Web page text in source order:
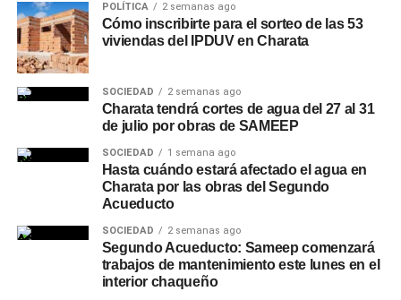
POLÍTICA 2 semanas ago
Cómo inscribirte para el sorteo de las 53
viviendas del IPDUV en Charata
SOCIEDAD 2 semanas ago
Charata tendrá cortes de agua del 27 al 31
de julio por obras de SAMEEP
SOCIEDAD 1 semana ago
Hasta cuándo estará afectado el agua en
Charata por las obras del Segundo
Acueducto
SOCIEDAD 2 semanas ago
Segundo Acueducto: Sameep comenzará
trabajos de mantenimiento este lunes en el
interior chaqueño